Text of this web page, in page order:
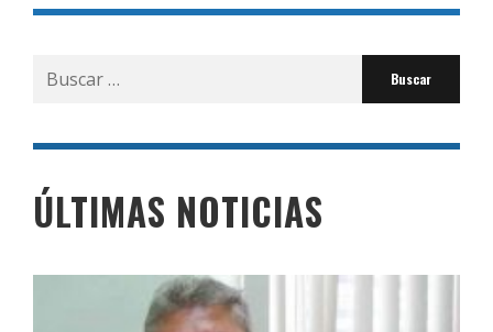
Buscar
por:
ÚLTIMAS NOTICIAS